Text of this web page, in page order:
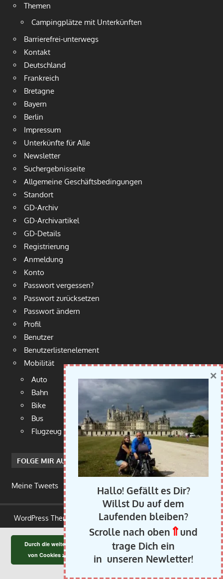
Themen
Campingplätze mit Unterkünften
Barrierefrei-unterwegs
Kontakt
Deutschland
Frankreich
Bretagne
Bayern
Berlin
Impressum
Unterkünfte für Alle
Newsletter
Suchergebnisseite
Allgemeine Geschäftsbedingungen
Standort
GD-Archiv
GD-Archivartikel
GD-Details
Registrierung
Anmeldung
Konto
Passwort vergessen?
Passwort zurücksetzen
Passwort ändern
Profil
Benutzer
Benutzerlistenelement
Mobilität
Auto
Bahn
Bike
Bus
Flugzeug
FOLGE MIR AUF TWITTER
Meine Tweets
WordPress Theme: Gambit von ThemeZee.
Durch die weitere Nutzung der Seite stimmst du der Verwendung
von Cookies zu.
Weitere Informationen OK
Hallo! Gefällt es Dir?
Willst Du auf dem
Laufenden bleiben?
Scrolle nach oben ⇑und
trage Dich ein
in unseren Newletter!
×